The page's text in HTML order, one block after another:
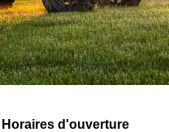
Horaires d'ouverture